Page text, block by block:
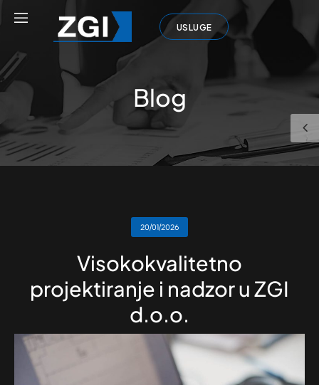
USLUGE
Blog
20/01/2026
Visokokvalitetno
projektiranje i nadzor u ZGI
d.o.o.